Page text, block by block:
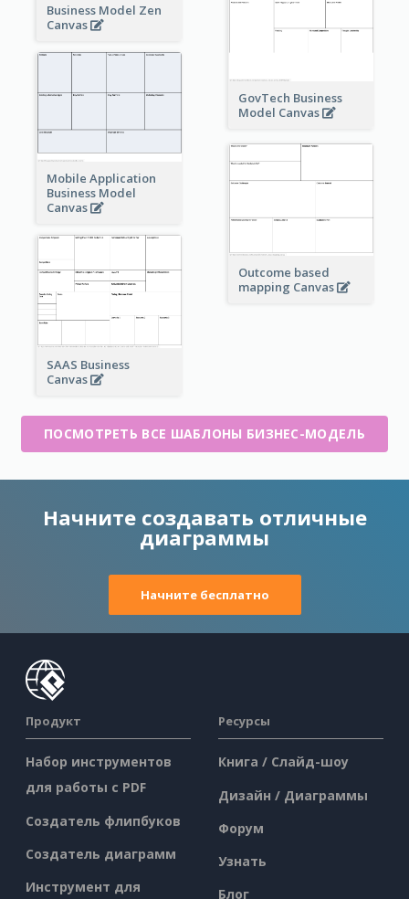
Business Model Zen
Canvas
GovTech Business
Model Canvas
Mobile Application
Business Model
Canvas
Outcome based
mapping Canvas
SAAS Business
Canvas
ПОСМОТРЕТЬ ВСЕ ШАБЛОНЫ БИЗНЕС-МОДЕЛЬ
Начните создавать отличные
диаграммы
Начните бесплатно
Продукт
Набор инструментов
для работы с PDF
Создатель флипбуков
Создатель диаграмм
Инструмент для
Ресурсы
Книга / Слайд-шоу
Дизайн / Диаграммы
Форум
Узнать
Блог